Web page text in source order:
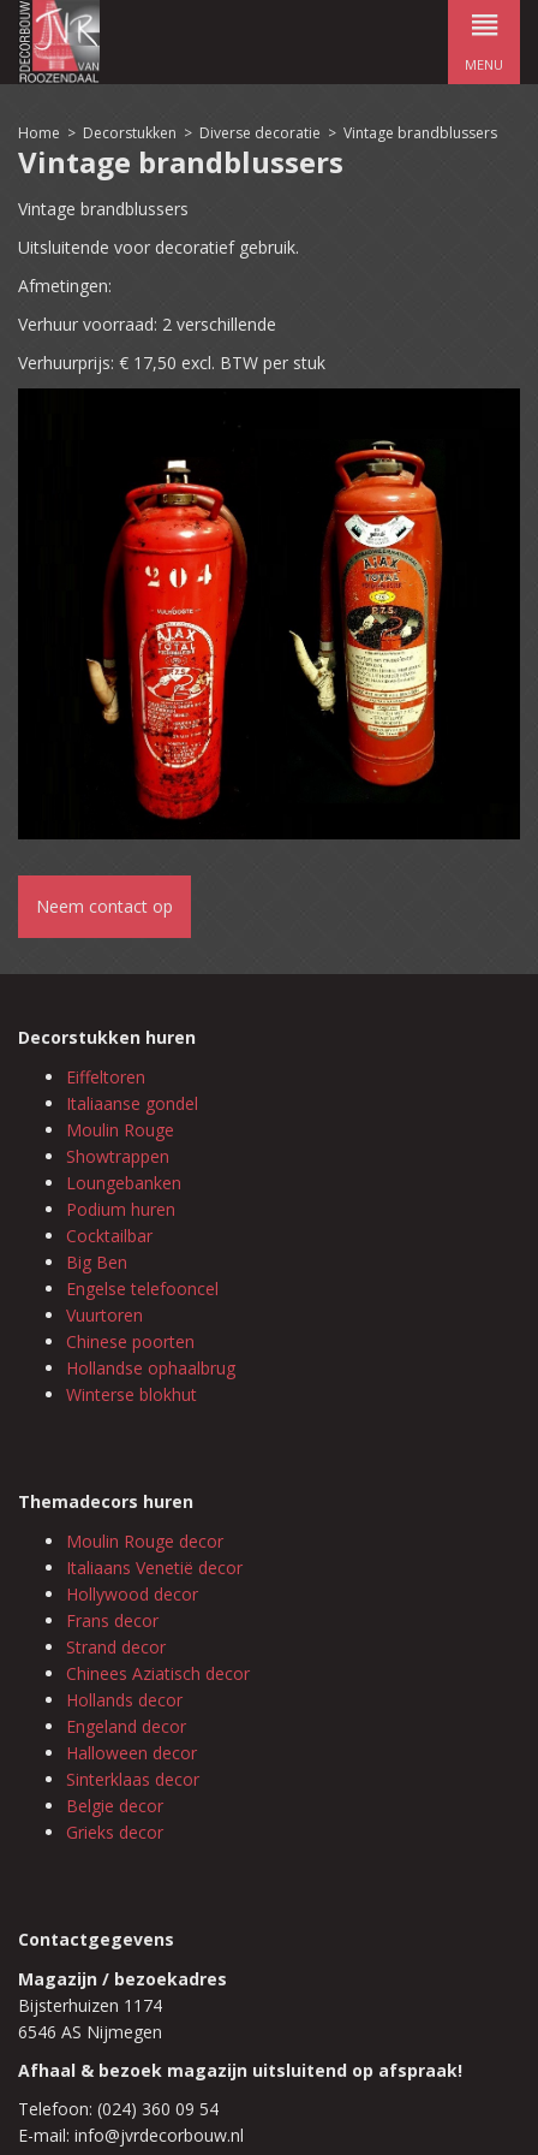
MENU
Home > Decorstukken > Diverse decoratie > Vintage brandblussers
Vintage brandblussers
Vintage brandblussers
Uitsluitende voor decoratief gebruik.
Afmetingen:
Verhuur voorraad: 2 verschillende
Verhuurprijs: € 17,50 excl. BTW per stuk
Neem contact op
Decorstukken huren
Eiffeltoren
Italiaanse gondel
Moulin Rouge
Showtrappen
Loungebanken
Podium huren
Cocktailbar
Big Ben
Engelse telefooncel
Vuurtoren
Chinese poorten
Hollandse ophaalbrug
Winterse blokhut
Themadecors huren
Moulin Rouge decor
Italiaans Venetië decor
Hollywood decor
Frans decor
Strand decor
Chinees Aziatisch decor
Hollands decor
Engeland decor
Halloween decor
Sinterklaas decor
Belgie decor
Grieks decor
Contactgegevens
Magazijn / bezoekadres
Bijsterhuizen 1174
6546 AS Nijmegen
Afhaal & bezoek magazijn uitsluitend op afspraak!
Telefoon: (024) 360 09 54
E-mail: info@jvrdecorbouw.nl